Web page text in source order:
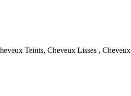
Teints, Cheveux Lisses ,